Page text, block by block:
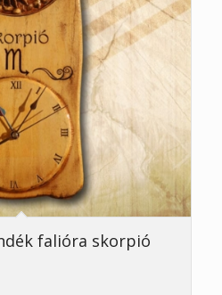
falióra skorpió